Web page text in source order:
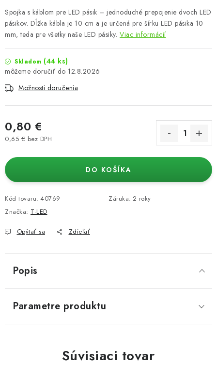
Spojka s káblom pre LED pásik – jednoduché prepojenie dvoch LED
pásikov. Dĺžka kábla je 10 cm a je určená pre šírku LED pásika 10
mm, teda pre všetky naše LED pásiky. Viac informácií
Skladom (44 ks)
12.8.2026
Možnosti doručenia
0,80 €
0,65 € bez DPH
DO KOŠÍKA
Kód tovaru: 40769 Záruka: 2 roky
Značka: T-LED
Opýtať sa Zdieľať
Popis
Parametre produktu
Súvisiaci tovar